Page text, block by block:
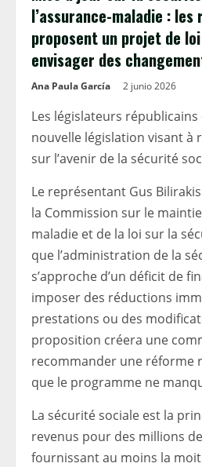
l’assurance-maladie : les
proposent un projet de
envisager des
Ana Paula García 2 junio 2026
Les législateurs
nouvelle législation visant à
sur l’avenir de la sécurité
Le représentant Gus
la Commission sur le
maladie et de la loi sur la
que l’administration de la
s’approche d’un déficit de
imposer des réductions
prestations ou des
proposition créera une
recommander une réforme
que le programme ne
La sécurité sociale est la
revenus pour des millions
fournissant au moins la